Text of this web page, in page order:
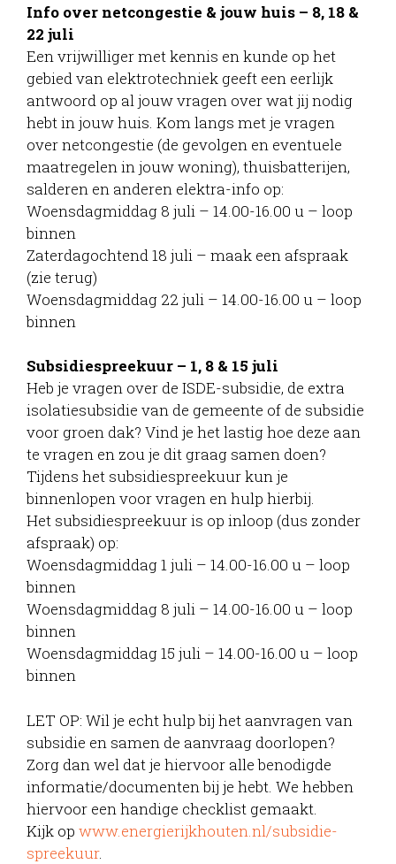
Info over netcongestie & jouw huis – 8, 18 &
22 juli
Een vrijwilliger met kennis en kunde op het
gebied van elektrotechniek geeft een eerlijk
antwoord op al jouw vragen over wat jij nodig
hebt in jouw huis. Kom langs met je vragen
over netcongestie (de gevolgen en eventuele
maatregelen in jouw woning), thuisbatterijen,
salderen en anderen elektra-info op:
Woensdagmiddag 8 juli – 14.00-16.00 u – loop
binnen
Zaterdagochtend 18 juli – maak een afspraak
(zie terug)
Woensdagmiddag 22 juli – 14.00-16.00 u – loop
binnen
Subsidiespreekuur – 1, 8 & 15 juli
Heb je vragen over de ISDE-subsidie, de extra
isolatiesubsidie van de gemeente of de subsidie
voor groen dak? Vind je het lastig hoe deze aan
te vragen en zou je dit graag samen doen?
Tijdens het subsidiespreekuur kun je
binnenlopen voor vragen en hulp hierbij.
Het subsidiespreekuur is op inloop (dus zonder
afspraak) op:
Woensdagmiddag 1 juli – 14.00-16.00 u – loop
binnen
Woensdagmiddag 8 juli – 14.00-16.00 u – loop
binnen
Woensdagmiddag 15 juli – 14.00-16.00 u – loop
binnen
LET OP: Wil je echt hulp bij het aanvragen van
subsidie en samen de aanvraag doorlopen?
Zorg dan wel dat je hiervoor alle benodigde
informatie/documenten bij je hebt. We hebben
hiervoor een handige checklist gemaakt.
Kijk op www.energierijkhouten.nl/subsidie-
spreekuur.